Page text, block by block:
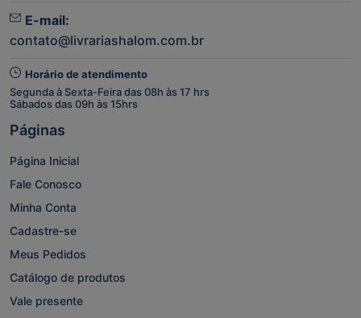
E-mail:
contato@livrariashalom.com.br
Horário de atendimento
Segunda à Sexta-Feira das 08h às 17 hrs
Sábados das 09h às 15hrs
Páginas
Página Inicial
Fale Conosco
Minha Conta
Cadastre-se
Meus Pedidos
Catálogo de produtos
Vale presente